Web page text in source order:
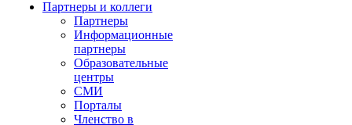
Партнеры и коллеги
Партнеры
Информационные
партнеры
Образовательные
центры
СМИ
Порталы
Членство в